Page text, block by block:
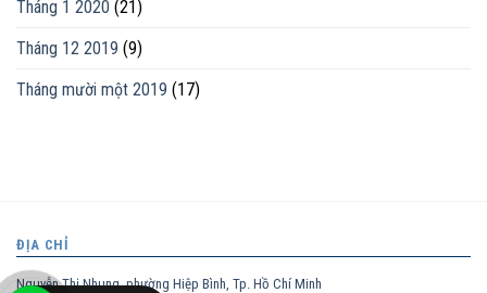
Tháng 1 2020 (21)
Tháng 12 2019 (9)
Tháng mười một 2019 (17)
ĐỊA CHỈ
Nguyễn Thị Nhung, phường Hiệp Bình, Tp. Hồ Chí Minh